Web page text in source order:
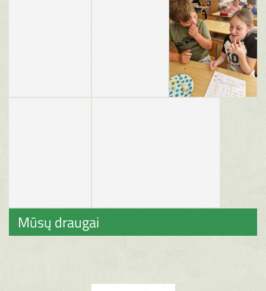
Mūsų draugai